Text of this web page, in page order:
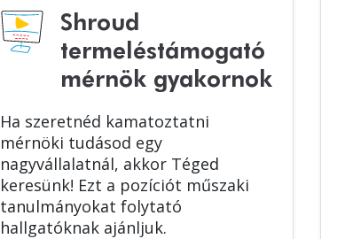
Shroud
termeléstámogató
mérnök gyakornok
Ha szeretnéd kamatoztatni
mérnöki tudásod egy
nagyvállalatnál, akkor Téged
keresünk! Ezt a pozíciót műszaki
tanulmányokat folytató
hallgatóknak ajánljuk.